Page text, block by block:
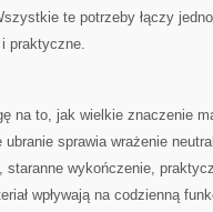
te potrzeby łączy
praktyczne.
na to, jak wielkie znaczenie
sprawia wrażenie
staranne wykończenie,
wpływają na codzienną